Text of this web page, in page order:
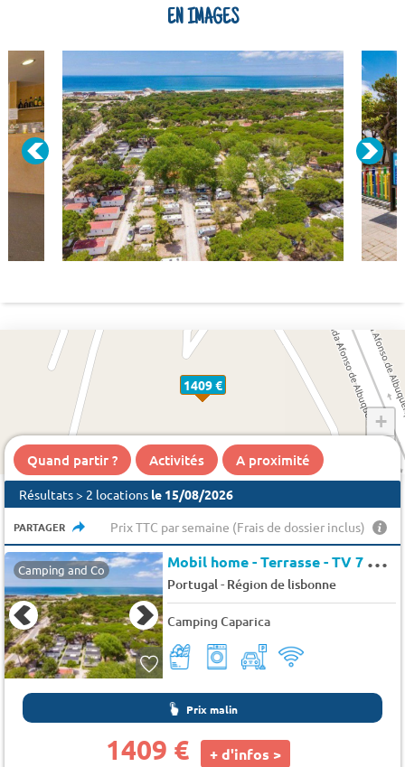
EN IMAGES
1409 €
+
Quand partir ? Activités A proximité
Résultats > 2 locations le 15/08/2026
PARTAGER Prix TTC par semaine (Frais de dossier inclus)
Camping and Co M
obil home - Terrasse - TV 7 pers.
Portugal - Région de lisbonne
Camping Caparica
Prix malin
1409 € + d'infos >